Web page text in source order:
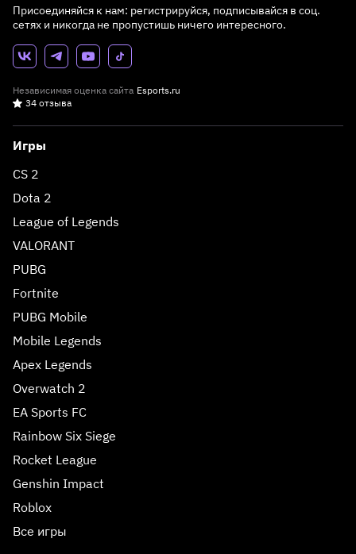
Присоединяйся к нам: регистрируйся, подписывайся в соц.
сетях и никогда не пропустишь ничего интересного.
Независимая оценка сайта Esports.ru
34 отзыва
Игры
CS 2
Dota 2
League of Legends
VALORANT
PUBG
Fortnite
PUBG Mobile
Mobile Legends
Apex Legends
Overwatch 2
EA Sports FC
Rainbow Six Siege
Rocket League
Genshin Impact
Roblox
Все игры